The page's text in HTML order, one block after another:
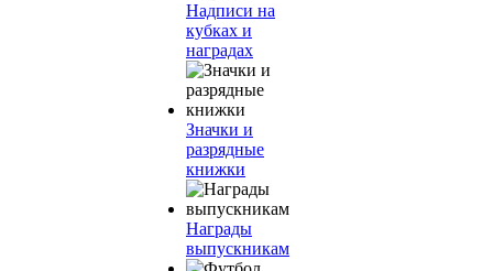
Надписи на
кубках и
наградах
Значки и
разрядные
книжки
Награды
выпускникам